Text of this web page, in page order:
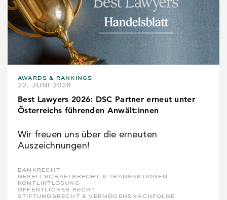
AWARDS & RANKINGS
22. JUNI 2026
Best Lawyers 2026: DSC Partner erneut unter
Österreichs führenden Anwält:innen
Wir freuen uns über die erneuten
Auszeichnungen!
BANKRECHT
GESELLSCHAFTSRECHT & TRANSAKTIONEN
KONFLIKTLÖSUNG
ÖFFENTLICHES RECHT
STIFTUNGSRECHT & VERMÖGENSNACHFOLGE